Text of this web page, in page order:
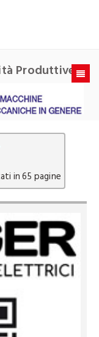
Produttive
in 65 pagine